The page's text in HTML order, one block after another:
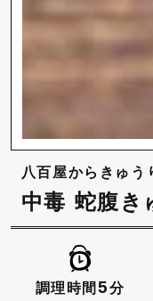
八百屋からきゅう
中毒 蛇腹き
調理時間 5分